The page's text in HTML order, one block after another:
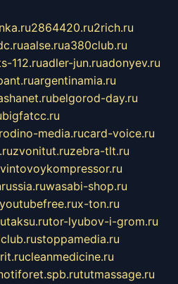
2864420.ru2rich.ru
aalse.rua380club.ru
112.ruadler-jun.ruadonyev.ru
argentinamia.ru
belgorod-day.ru
bigfatcc.ru
media.rucard-voice.ru
zvonitut.ruzebra-tlt.ru
vintovoykompressor.ru
wasabi-shop.ru
youtubefree.rux-ton.ru
taksu.rutor-lyubov-i-grom.ru
stoppamedia.ru
cleanmedicine.ru
tutmassage.ru